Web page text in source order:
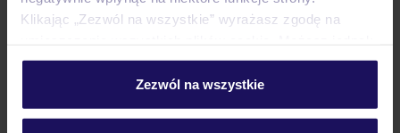
Klikając „Zezwól na wszystkie” wyrażasz zgodę na
personalizować swój wybór wchodząc w zakładkę
Szczegółowe informacje o plikach cookie znajdziesz
Zezwól na wszystkie